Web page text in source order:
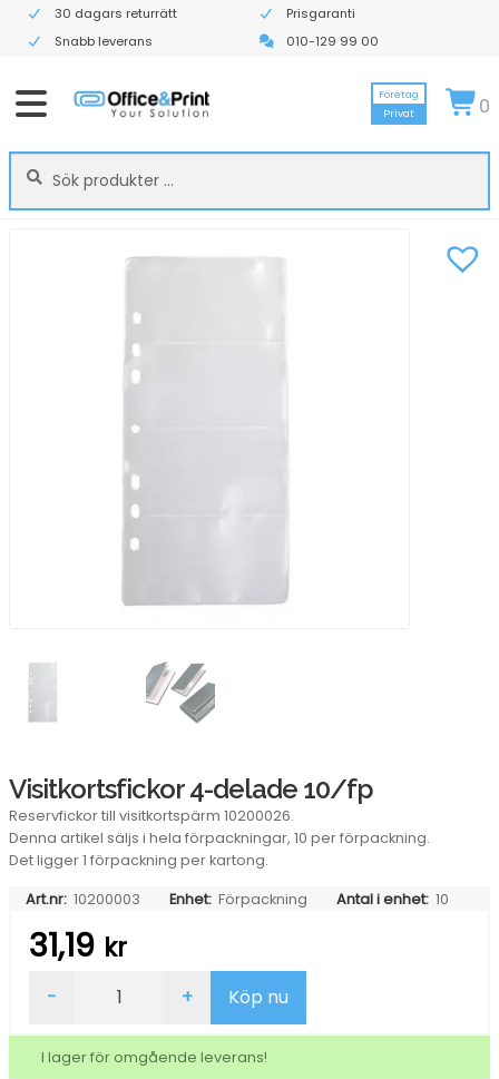
30 dagars returrätt
Prisgaranti
Snabb leverans
010-129 99 00
Sök
efter:
Sök
Företag
Privat
0
Visitkortsfickor 4-delade 10/fp
Reservfickor till visitkortspärm 10200026.
Denna artikel säljs i hela förpackningar, 10 per förpackning.
Det ligger 1 förpackning per kartong.
Art.nr: 10200003 Enhet: Förpackning Antal i enhet: 10
31,19 kr
4-
10/fp
mängd
- + Köp nu
I lager för omgående leverans!